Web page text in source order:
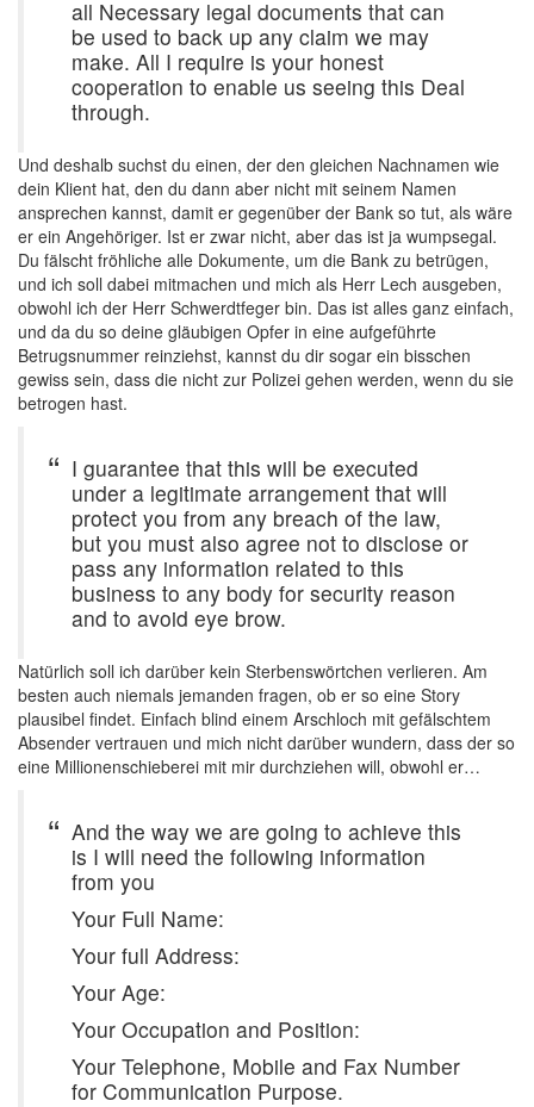
all Necessary legal documents that can
be used to back up any claim we may
make. All I require is your honest
cooperation to enable us seeing this Deal
through.
Und deshalb suchst du einen, der den gleichen Nachnamen wie
dein Klient hat, den du dann aber nicht mit seinem Namen
ansprechen kannst, damit er gegenüber der Bank so tut, als wäre
er ein Angehöriger. Ist er zwar nicht, aber das ist ja wumpsegal.
Du fälscht fröhliche alle Dokumente, um die Bank zu betrügen,
und ich soll dabei mitmachen und mich als Herr Lech ausgeben,
obwohl ich der Herr Schwerdtfeger bin. Das ist alles ganz einfach,
und da du so deine gläubigen Opfer in eine aufgeführte
Betrugsnummer reinziehst, kannst du dir sogar ein bisschen
gewiss sein, dass die nicht zur Polizei gehen werden, wenn du sie
betrogen hast.
I guarantee that this will be executed
under a legitimate arrangement that will
protect you from any breach of the law,
but you must also agree not to disclose or
pass any information related to this
business to any body for security reason
and to avoid eye brow.
Natürlich soll ich darüber kein Sterbenswörtchen verlieren. Am
besten auch niemals jemanden fragen, ob er so eine Story
plausibel findet. Einfach blind einem Arschloch mit gefälschtem
Absender vertrauen und mich nicht darüber wundern, dass der so
eine Millionenschieberei mit mir durchziehen will, obwohl er…
And the way we are going to achieve this
is I will need the following information
from you
Your Full Name:
Your full Address:
Your Age:
Your Occupation and Position:
Your Telephone, Mobile and Fax Number
for Communication Purpose.